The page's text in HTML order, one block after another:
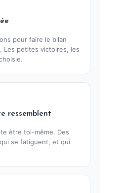
pour faire le bilan
Les petites victoires, les
ressemblent
être toi-même. Des
se fatiguent, et qui